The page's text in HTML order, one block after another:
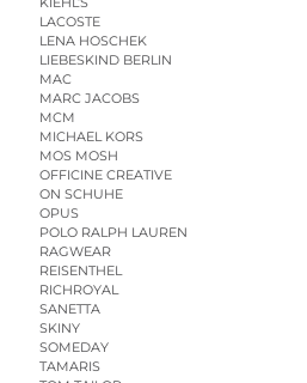
LACOSTE
LENA HOSCHEK
LIEBESKIND BERLIN
MAC
MARC JACOBS
MCM
MICHAEL KORS
MOS MOSH
OFFICINE CREATIVE
ON SCHUHE
OPUS
POLO RALPH LAUREN
RAGWEAR
REISENTHEL
RICHROYAL
SANETTA
SKINY
SOMEDAY
TAMARIS